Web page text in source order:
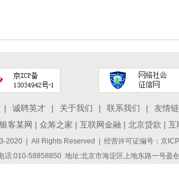
| 诚聘英才 | 关于我们 | 联系我们 | 友情
银客某网 | 众筹之家 | 互联网金融 | 北京贷款 | 互
2020 | All Rights Reserved | 经营许可证编号：京
:010-58858850 地址:北京市海淀区上地东路一号盈